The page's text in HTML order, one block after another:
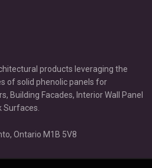
products leveraging the
of solid phenolic panels for
Building Facades, Interior Wall Panel
Surfaces.
Ontario M1B 5V8